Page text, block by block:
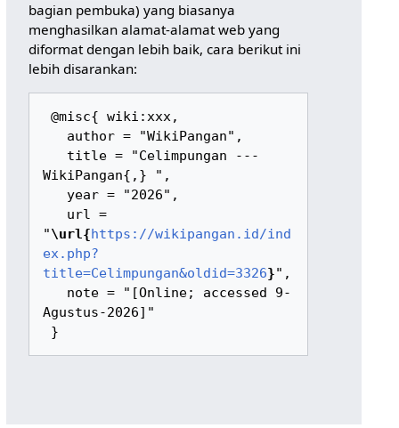
bagian pembuka) yang biasanya
menghasilkan alamat-alamat web yang
diformat dengan lebih baik, cara berikut ini
lebih disarankan:
@misc{ wiki:xxx,
WikiPangan{,} ",
"\url{https://wikipangan.id/ind
ex.php?
title=Celimpungan&oldid=3326}",
Agustus-2026]"